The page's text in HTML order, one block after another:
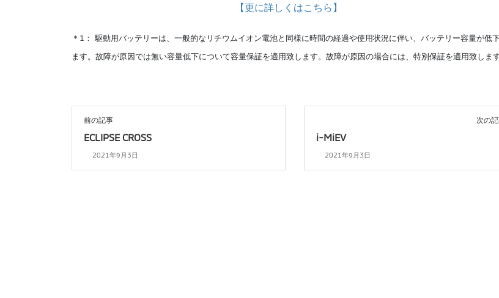
【更に詳しくはこちら】
＊1： 駆動用バッテリーは、一般的なリチウムイオン電池と同様に時間の経過や使用状況に伴い、バッテリー容量が低
ます。故障が原因では無い容量低下について容量保証を適用致します。故障が原因の場合には、特別保証を適用致します
前の記事
ECLIPSE CROSS
2021年9月3日
次の
i-MiEV
2021年9月3日